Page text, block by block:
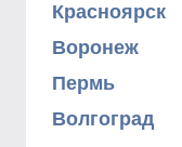
Красноярск
Воронеж
Пермь
Волгоград